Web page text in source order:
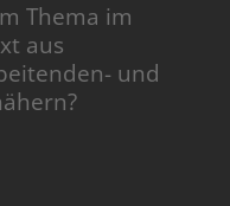
Thema im
aus
und